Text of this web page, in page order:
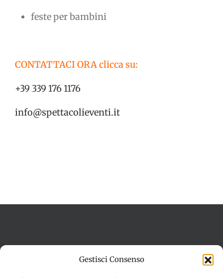
Gestisci Consenso
feste per bambini
CONTATTACI ORA clicca su:
+39 339 176 1176
info@spettacolieventi.it